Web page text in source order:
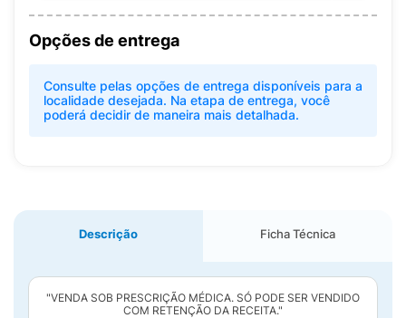
Opções de entrega
Consulte pelas opções de entrega disponíveis para a
localidade desejada. Na etapa de entrega, você
poderá decidir de maneira mais detalhada.
Descrição Ficha Técnica
"VENDA SOB PRESCRIÇÃO MÉDICA. SÓ PODE SER VENDIDO
COM RETENÇÃO DA RECEITA."